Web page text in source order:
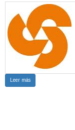
Leer más